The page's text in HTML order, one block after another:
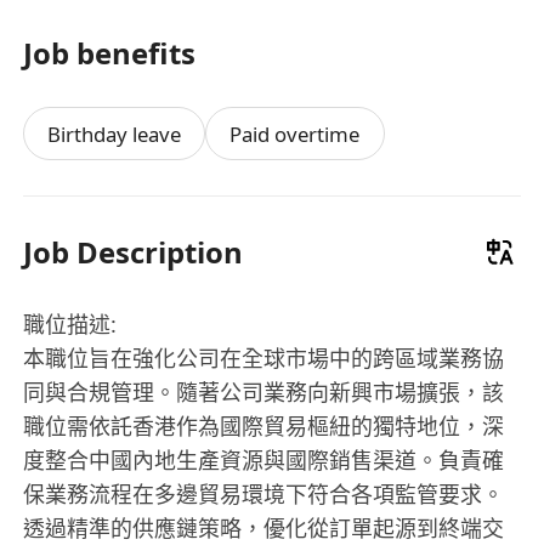
Job benefits
Birthday leave Paid overtime
Job Description
職位描述:
本職位旨在強化公司在全球市場中的跨區域業務協
同與合規管理。隨著公司業務向新興市場擴張，該
職位需依託香港作為國際貿易樞紐的獨特地位，深
度整合中國內地生產資源與國際銷售渠道。負責確
保業務流程在多邊貿易環境下符合各項監管要求。
透過精準的供應鏈策略，優化從訂單起源到終端交